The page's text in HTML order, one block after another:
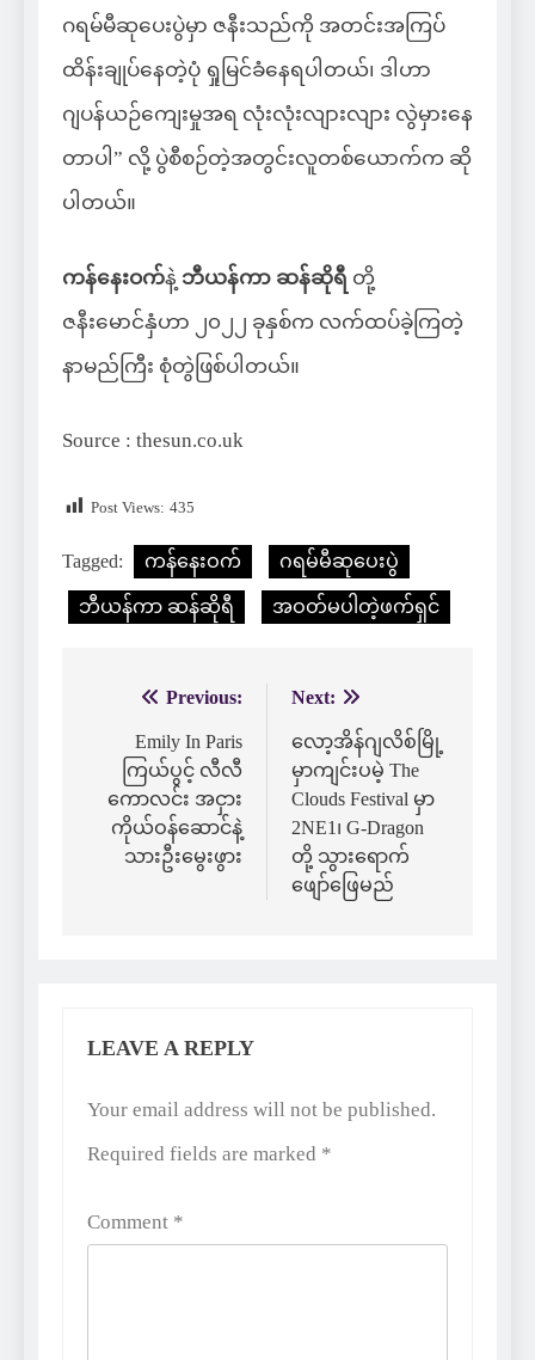
ဂရမ်မီဆုပေးပွဲမှာ ဇနီးသည်ကို အတင်းအကြပ်
ထိန်းချုပ်နေတဲ့ပုံ ရှုမြင်ခံနေရပါတယ်၊ ဒါဟာ
ဂျပန်ယဉ်ကျေးမှုအရ လုံးလုံးလျားလျား လွဲမှားနေ
တာပါ” လို့ ပွဲစီစဉ်တဲ့အတွင်းလူတစ်ယောက်က ဆို
ပါတယ်။
ကန်နေးဝက်နဲ့ ဘီယန်ကာ ဆန်ဆိုရီ တို့
ဇနီးမောင်နှံဟာ ၂၀၂၂ ခုနှစ်က လက်ထပ်ခဲ့ကြတဲ့
နာမည်ကြီး စုံတွဲဖြစ်ပါတယ်။
Source : thesun.co.uk
Post Views: 435
Tagged: ကန်နေးဝက် ဂရမ်မီဆုပေးပွဲ
ဘီယန်ကာ ဆန်ဆိုရီ အဝတ်မပါတဲ့ဖက်ရှင်
navigation
Previous:
Emily In Paris
ကြယ်ပွင့် လီလီ
ကောလင်း အငှား
ကိုယ်ဝန်ဆောင်နဲ့
သားဦးမွေးဖွား
Next:
လော့အိန်ဂျလိစ်မြို့
မှာကျင်းပမဲ့ The
Clouds Festival မှာ
2NE1၊ G-Dragon
တို့ သွားရောက်
ဖျော်ဖြေမည်
LEAVE A REPLY
Your email address will not be published.
Required fields are marked *
Comment *
Alternative: